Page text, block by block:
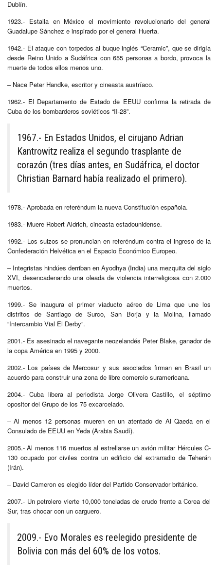
Dublín.
1923.- Estalla en México el movimiento revolucionario del general
Guadalupe Sánchez e inspirado por el general Huerta.
1942.- El ataque con torpedos al buque inglés “Ceramic”, que se dirigía
desde Reino Unido a Sudáfrica con 655 personas a bordo, provoca la
muerte de todos ellos menos uno.
– Nace Peter Handke, escritor y cineasta austríaco.
1962.- El Departamento de Estado de EEUU confirma la retirada de
Cuba de los bombarderos soviéticos “II-28”.
1967.- En Estados Unidos, el cirujano Adrian
Kantrowitz realiza el segundo trasplante de
corazón (tres días antes, en Sudáfrica, el doctor
Christian Barnard había realizado el primero).
1978.- Aprobada en referéndum la nueva Constitución española.
1983.- Muere Robert Aldrich, cineasta estadounidense.
1992.- Los suizos se pronuncian en referéndum contra el ingreso de la
Confederación Helvética en el Espacio Económico Europeo.
– Integristas hindúes derriban en Ayodhya (India) una mezquita del siglo
XVI, desencadenando una oleada de violencia interreligiosa con 2.000
muertos.
1999.- Se inaugura el primer viaducto aéreo de Lima que une los
distritos de Santiago de Surco, San Borja y la Molina, llamado
“Intercambio Vial El Derby”.
2001.- Es asesinado el navegante neozelandés Peter Blake, ganador de
la copa América en 1995 y 2000.
2002.- Los países de Mercosur y sus asociados firman en Brasil un
acuerdo para construir una zona de libre comercio suramericana.
2004.- Cuba libera al periodista Jorge Olivera Castillo, el séptimo
opositor del Grupo de los 75 excarcelado.
– Al menos 12 personas mueren en un atentado de Al Qaeda en el
Consulado de EEUU en Yeda (Arabia Saudí).
2005.- Al menos 116 muertos al estrellarse un avión militar Hércules C-
130 ocupado por civiles contra un edificio del extrarradio de Teherán
(Irán).
– David Cameron es elegido líder del Partido Conservador británico.
2007.- Un petrolero vierte 10,000 toneladas de crudo frente a Corea del
Sur, tras chocar con un carguero.
2009.- Evo Morales es reelegido presidente de
Bolivia con más del 60% de los votos.